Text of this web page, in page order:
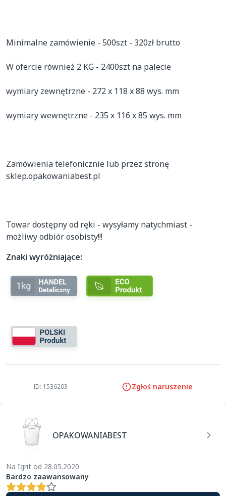
Minimalne zamówienie - 500szt - 320zł brutto
W ofercie również 2 KG - 2400szt na palecie
wymiary zewnętrzne - 272 x 118 x 88 wys. mm
wymiary wewnętrzne - 235 x 116 x 85 wys. mm
Zamówienia telefonicznie lub przez stronę
sklep.opakowaniabest.pl
Towar dostępny od ręki - wysyłamy natychmiast -
możliwy odbiór osobisty!!!
Znaki wyróżniające:
ID: 1536203 Zgłoś naruszenie
OPAKOWANIABEST
Na Igrit od 28.05.2020
Bardzo zaawansowany